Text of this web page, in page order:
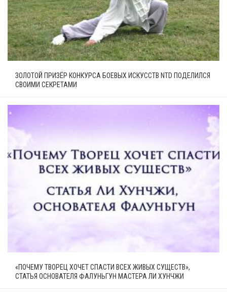
ЗОЛОТОЙ ПРИЗЁР КОНКУРСА БОЕВЫХ ИСКУССТВ NTD ПОДЕЛИЛСЯ
СВОИМИ СЕКРЕТАМИ
«ПОЧЕМУ ТВОРЕЦ ХОЧЕТ СПАСТИ ВСЕХ ЖИВЫХ СУЩЕСТВ»,
СТАТЬЯ ОСНОВАТЕЛЯ ФАЛУНЬГУН МАСТЕРА ЛИ ХУНЧЖИ